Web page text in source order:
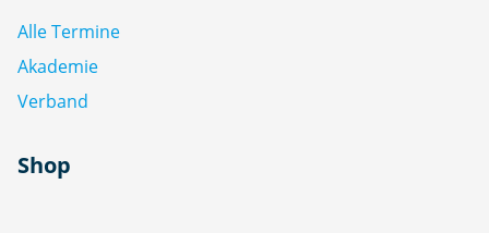
Alle Termine
Akademie
Verband
Shop